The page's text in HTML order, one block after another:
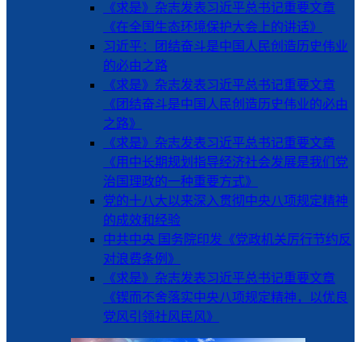
《求是》杂志发表习近平总书记重要文章
《在全国生态环境保护大会上的讲话》
习近平：团结奋斗是中国人民创造历史伟业
的必由之路
《求是》杂志发表习近平总书记重要文章
《团结奋斗是中国人民创造历史伟业的必由
之路》
《求是》杂志发表习近平总书记重要文章
《用中长期规划指导经济社会发展是我们党
治国理政的一种重要方式》
党的十八大以来深入贯彻中央八项规定精神
的成效和经验
中共中央 国务院印发《党政机关厉行节约反
对浪费条例》
《求是》杂志发表习近平总书记重要文章
《锲而不舍落实中央八项规定精神，以优良
党风引领社风民风》